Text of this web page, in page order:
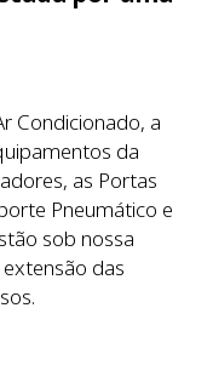
Condicionado, a
da
as Portas
Pneumático e
sob nossa
das